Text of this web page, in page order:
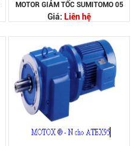
MOTOR GIẢM TỐC SUMITOMO 05
Giá: Liên hệ